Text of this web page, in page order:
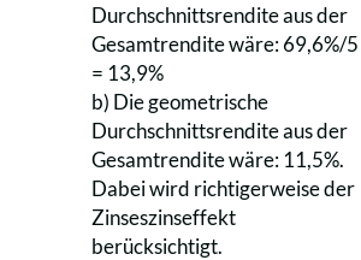
Durchschnittsrendite aus der
Gesamtrendite wäre: 69,6%/5
= 13,9%
b) Die geometrische
Durchschnittsrendite aus der
Gesamtrendite wäre: 11,5%.
Dabei wird richtigerweise der
Zinseszinseffekt
berücksichtigt.